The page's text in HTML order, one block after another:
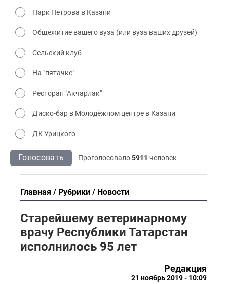
Парк Петрова в Казани
Общежитие вашего вуза (или вуза ваших друзей)
Сельский клуб
На "пятачке"
Ресторан "Акчарлак"
Диско-бар в Молодёжном центре в Казани
ДК Урицкого
Голосовать Проголосовало5911 человек
Главная Рубрики Новости
Старейшему ветеринарному
врачу Республики Татарстан
исполнилось 95 лет
Редакция
21 ноябрь 2019 - 10:09